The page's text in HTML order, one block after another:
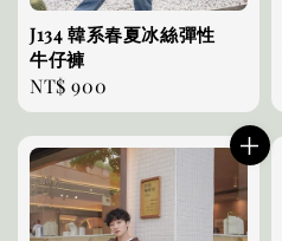
J134 韓系春夏冰絲彈性
牛仔褲
Regular
price
NT$ 900